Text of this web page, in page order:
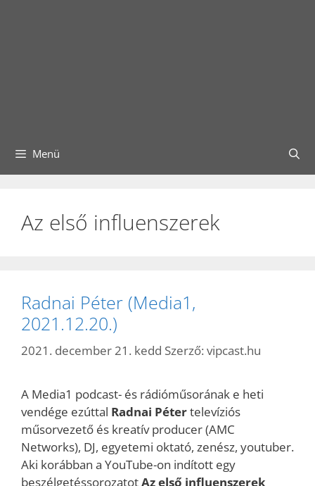
Menü
Az első influenszerek
Radnai Péter (Media1,
2021.12.20.)
2021. december 21. kedd Szerző: vipcast.hu
A Media1 podcast- és rádióműsorának e heti
vendége ezúttal Radnai Pétertelevíziós
műsorvezető és kreatív producer (AMC
Networks), DJ, egyetemi oktató, zenész, youtuber.
Aki korábban a YouTube-on indított egy
beszélgetéssorozatotAz első influenszerek